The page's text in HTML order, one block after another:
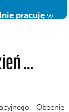
pracuję w
…
Obecnie